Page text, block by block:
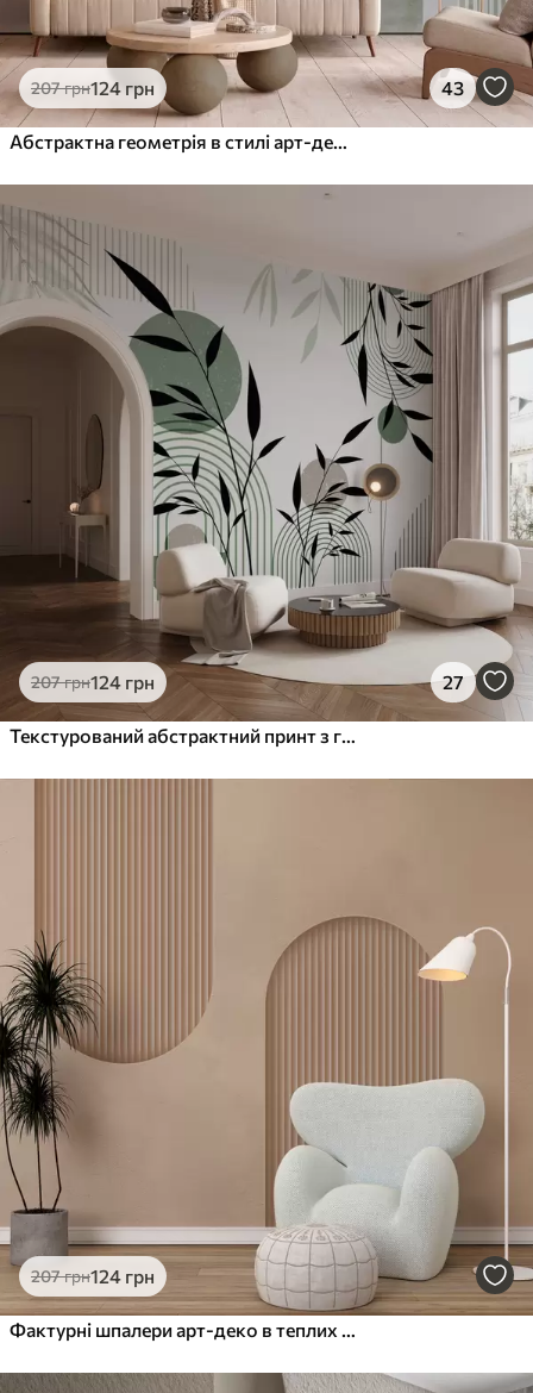
207грн124 грн 43
207грн124 грн 27
207грн124 грн